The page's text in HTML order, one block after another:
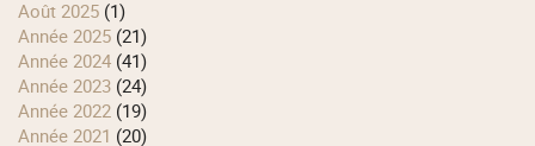
août 2025 (1)
année 2025 (21)
année 2024 (41)
année 2023 (24)
année 2022 (19)
année 2021 (20)